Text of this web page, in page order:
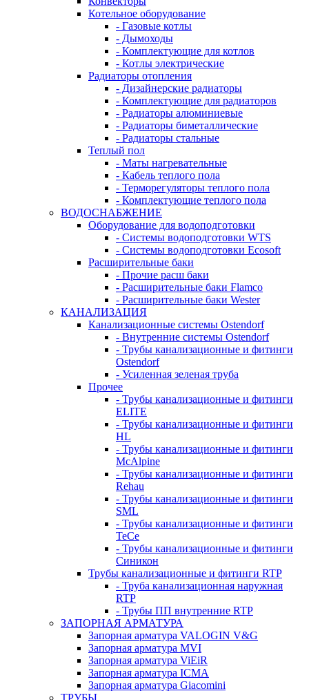
Котельное оборудование
- Газовые котлы
- Дымоходы
- Комплектующие для котлов
- Котлы электрические
Радиаторы отопления
- Дизайнерские радиаторы
- Комплектующие для радиаторов
- Радиаторы алюминиевые
- Радиаторы биметаллические
- Радиаторы стальные
Теплый пол
- Маты нагревательные
- Кабель теплого пола
- Терморегуляторы теплого пола
- Комплектующие теплого пола
ВОДОСНАБЖЕНИЕ
Оборудование для водоподготовки
- Системы водоподготовки WTS
- Системы водоподготовки Ecosoft
Расширительные баки
- Прочие расш баки
- Расширительные баки Flamco
- Расширительные баки Wester
КАНАЛИЗАЦИЯ
Канализационные системы Ostendorf
- Внутренние системы Ostendorf
- Трубы канализационные и фитинги
Ostendorf
- Усиленная зеленая труба
Прочее
- Трубы канализационные и фитинги
ELITE
- Трубы канализационные и фитинги
HL
- Трубы канализационные и фитинги
McAlpine
- Трубы канализационные и фитинги
Rehau
- Трубы канализационные и фитинги
SML
- Трубы канализационные и фитинги
TeCe
- Трубы канализационные и фитинги
Синикон
Трубы канализационные и фитинги RTP
- Труба канализационная наружная
RTP
- Трубы ПП внутренние RTP
ЗАПОРНАЯ АРМАТУРА
Запорная арматура VALOGIN V&G
Запорная арматура MVI
Запорная арматура ViEiR
Запорная арматура ICMA
Запорная арматура Giacomini
ТРУБЫ